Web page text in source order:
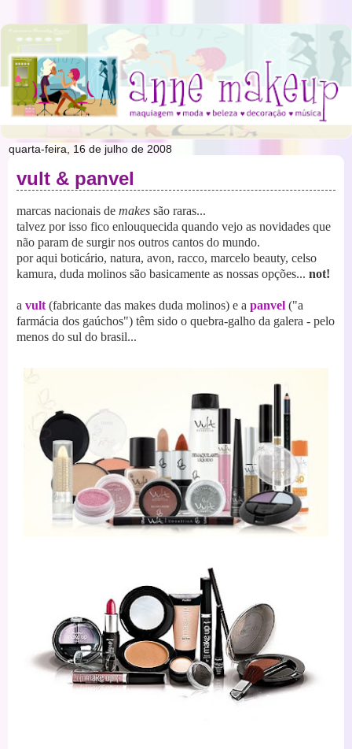
quarta-feira, 16 de julho de 2008
vult & panvel
marcas nacionais de makes são raras...
talvez por isso fico enlouquecida quando vejo as novidades que
não param de surgir nos outros cantos do mundo.
por aqui boticário, natura, avon, racco, marcelo beauty, celso
kamura, duda molinos são basicamente as nossas opções... not!
a vult (fabricante das makes duda molinos) e a panvel ("a
farmácia dos gaúchos") têm sido o quebra-galho da galera - pelo
menos do sul do brasil...